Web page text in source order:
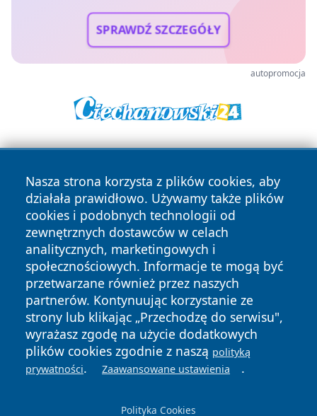
SPRAWDŹ SZCZEGÓŁY
autopromocja
Nasza strona korzysta z plików cookies, aby
działała prawidłowo. Używamy także plików
cookies i podobnych technologii od
zewnętrznych dostawców w celach
analitycznych, marketingowych i
społecznościowych. Informacje te mogą być
przetwarzane również przez naszych
partnerów. Kontynuując korzystanie ze
strony lub klikając „Przechodzę do serwisu",
wyrażasz zgodę na użycie dodatkowych
plików cookies zgodnie z naszą polityką
prywatności. Zaawansowane ustawienia .
Polityka Cookies
Copyright © 2026 ostrolecki24.pl Wszystkie prawa
zastrzeżone.
News Autorzy
Polityka
Prywatności
Polityka
Cookies